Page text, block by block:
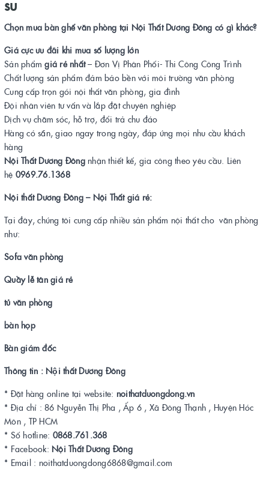
su
Chọn mua bàn ghế văn phòng tại Nội Thất Dương Đông có gì khác?
Giá cực ưu đãi khi mua số lượng lớn
Sản phẩmgiá rẻ nhất– Đơn Vị Phân Phối- Thi Công Công Trình
Chất lượng sản phẩm đảm bảo bền với môi trường văn phòng
Cung cấp trọn gói nội thất văn phòng, gia đình
Đội nhân viên tư vấn và lắp đặt chuyên nghiệp
Dịch vụ chăm sóc, hỗ trợ, đổi trả chu đáo
Hàng có sẵn, giao ngay trong ngày, đáp ứng mọi nhu cầu khách
hàng
Nội Thất Dương Đôngnhận thiết kế, gia công theo yêu cầu. Liên
hệ 0969.76.1368
Nội thất Dương Đông – Nội Thất giá rẻ:
Tại đây, chúng tôi cung cấp nhiều sản phẩm nội thất cho văn phòng
như:
Sofa văn phòng
Quầy lễ tân giá rẻ
tủ văn phòng
bàn họp
Bàn giám đốc
Thông tin : Nội thất Dương Đông
* Đặt hàng online tại website: noithatduongdong.vn
* Địa chỉ : 86 Nguyễn Thị Pha , Ấp 6 , Xã Đông Thạnh , Huyện Hóc
Môn , TP HCM
* Số hotline: 0868.761.368
* Facebook: Nội Thất Dương Đông
* Email : noithatduongdong6868@gmail.com